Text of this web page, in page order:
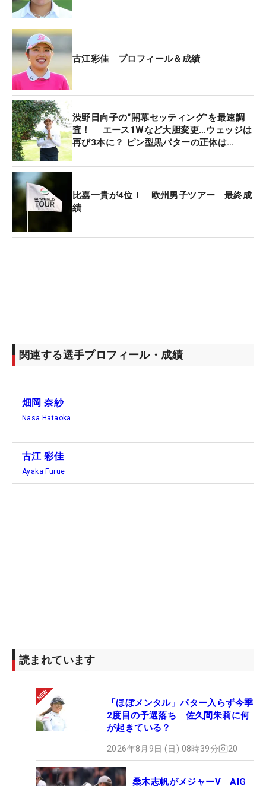
た。「初日首位スタートを切っただけに、この結果
は残念」と言うよりほかない。
一方、やはりここまでパターで苦しめられた古江
は、5つ伸ばす好ラウンドで最後を締めくくった。
重たいグリーンでショートすることが多かったが、
この日カップに届かなかったのは「1回」。強気の
パッティングを取り戻し、「いいトライができまし
た」と安堵の表情を浮かべた。
3日目まで30回、32回、32回だったパット数は26回
まで大きく改善。前日から『4回以上ショートした
ら古江の負け』というマイク・スコット氏との“遊
び”を試していたが、それも「私の勝ちですね」と誇
らしげだ。
続く試合は、シンガポールで行われる「HSBC女子
になる。これに向け2人は、「去年惜しいところ
に頑張りたい」（畑岡）、「アップダウンがあるの
で、距離感をしっかり合わせられたら」（古江）と
意気込みを示した。（文・間宮輝憲）
古江彩佳 プロフィール＆成績
渋野日向子の“開幕セッティング”を最速調
査！ エース1Wなど大胆変更…ウェッジは
再び3本に？ ピン型黒パターの正体は…
比嘉一貴が4位！ 欧州男子ツアー 最終成
績
関連する選手プロフィール・成績
畑岡 奈紗
Nasa Hataoka
古江 彩佳
Ayaka Furue
読まれています
「ほぼメンタル」パター入らず今季
2度目の予選落ち 佐久間朱莉に何
が起きている？
2026年8月9日 (日) 08時39分 20
桑木志帆がメジャーV AIG